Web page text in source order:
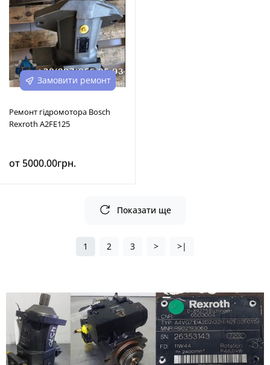
Ремонт гідромотора Bosch
Rexroth A2FE125
от 5000.00грн.
Замовити ремонт
Показати ще
1 2 3 > >|